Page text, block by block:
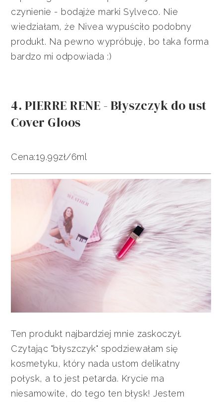
czynienie - bodajże marki Sylveco. Nie
wiedziałam, że Nivea wypuściło podobny
produkt. Na pewno wypróbuję, bo taka forma
bardzo mi odpowiada :)
4. PIERRE RENE - Błyszczyk do ust
Cover Gloos
Cena:19.99zł/6ml
Ten produkt najbardziej mnie zaskoczył.
Czytając "błyszczyk" spodziewałam się
kosmetyku, który nada ustom delikatny
połysk, a to jest petarda. Krycie ma
niesamowite, do tego ten błysk! Jestem